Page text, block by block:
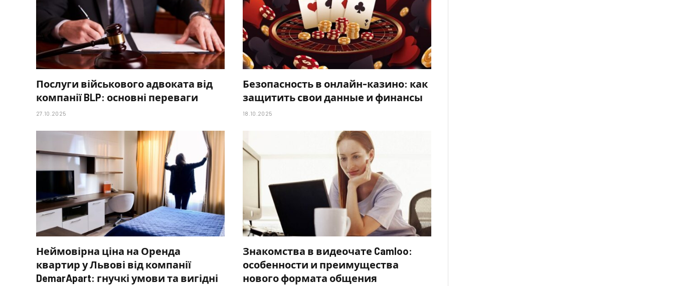
Послуги військового адвоката від
компанії BLP: основні переваги
27.10.2025
Безопасность в онлайн-казино: как
защитить свои данные и финансы
18.10.2025
Неймовірна ціна на Оренда
квартир у Львові від компанії
DemarApart: гнучкі умови та вигідні
Знакомства в видеочате Camloo:
особенности и преимущества
нового формата общения